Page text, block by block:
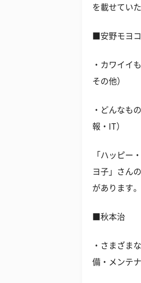
を載せてい
■安野モヨコ
・カワイイ
その他）
・どんなも
報・IT）
「ハッピー
ヨ子」さん
があります。
■秋本治
・さまざま
備・メンテナ